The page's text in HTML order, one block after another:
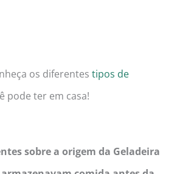
os diferentes tipos de
pode ter em casa!
sobre a origem da Geladeira